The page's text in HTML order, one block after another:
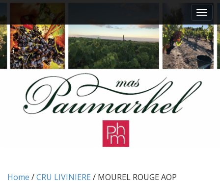
a
i
n
m
e
k
i
p
t
o
c
Home /CRU LIVINIERE / MOUREL ROUGE AOP